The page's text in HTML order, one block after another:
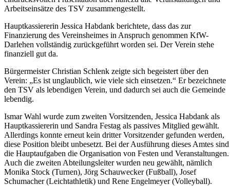
Arbeitseinsätze des TSV zusammengestellt.
Hauptkassiererin Jessica Habdank berichtete, dass das zur
Finanzierung des Vereinsheimes in Anspruch genommen KfW-
Darlehen vollständig zurückgeführt worden sei. Der Verein stehe
finanziell gut da.
Bürgermeister Christian Schlenk zeigte sich begeistert über den
Verein: „Es ist unglaublich, wie viele sich einsetzen.“ Er bezeichnete
den TSV als lebendigen Verein, und dadurch sei auch die Gemeinde
lebendig.
Ismar Wahl wurde zum zweiten Vorsitzenden, Jessica Habdank als
Hauptkassiererin und Sandra Festag als passives Mitglied gewählt.
Allerdings konnte erneut kein dritter Vorsitzender gefunden werden,
diese Position bleibt unbesetzt. Bei der Ausführung dieses Amtes sind
die Hauptaufgaben die Organisation von Festen und Veranstaltungen.
Auch die zweiten Abteilungsleiter wurden neu gewählt, nämlich
Monika Stock (Turnen), Jörg Schauwecker (Fußball), Josef
Schumacher (Leichtathletik) und Rene Engelmeyer (Volleyball).